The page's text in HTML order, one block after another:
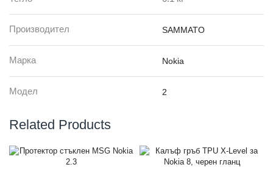
Производител SAMMATO
Марка Nokia
Модел 2
Related Products